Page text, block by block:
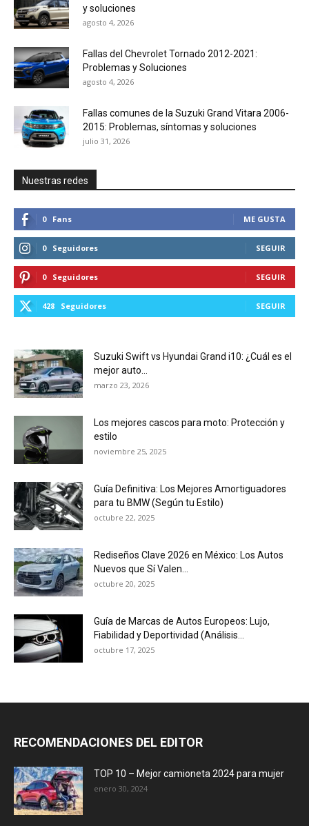
y soluciones
agosto 4, 2026
Fallas del Chevrolet Tornado 2012-2021:
Problemas y Soluciones
agosto 4, 2026
Fallas comunes de la Suzuki Grand Vitara 2006-
2015: Problemas, síntomas y soluciones
julio 31, 2026
Nuestras redes
0 Fans ME GUSTA
0 Seguidores SEGUIR
0 Seguidores SEGUIR
428 Seguidores SEGUIR
Suzuki Swift vs Hyundai Grand i10: ¿Cuál es el
mejor auto...
marzo 23, 2026
Los mejores cascos para moto: Protección y
estilo
noviembre 25, 2025
Guía Definitiva: Los Mejores Amortiguadores
para tu BMW (Según tu Estilo)
octubre 22, 2025
Rediseños Clave 2026 en México: Los Autos
Nuevos que Sí Valen...
octubre 20, 2025
Guía de Marcas de Autos Europeos: Lujo,
Fiabilidad y Deportividad (Análisis...
octubre 17, 2025
RECOMENDACIONES DEL EDITOR
TOP 10 – Mejor camioneta 2024 para mujer
enero 30, 2024